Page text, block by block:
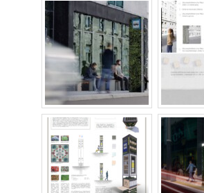
Strefa Tempo 30 – etap IV
Nowa organizacja ruchu – ul. Św.
Marcinkowskiego (Tempo 30)
Archiwum konsultacji
Galeria
Dla mediów